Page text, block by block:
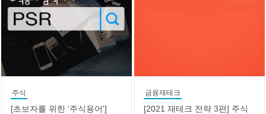
주식
[초보자를 위한 '주식용어']
금융재테크
[2021 재테크 전략 3편] 주식